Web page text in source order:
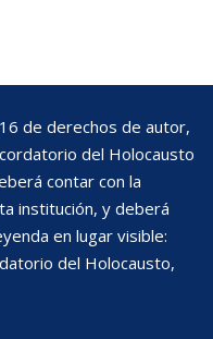
de derechos de autor,
del Holocausto
contar con la
institución, y deberá
en lugar visible:
del Holocausto,